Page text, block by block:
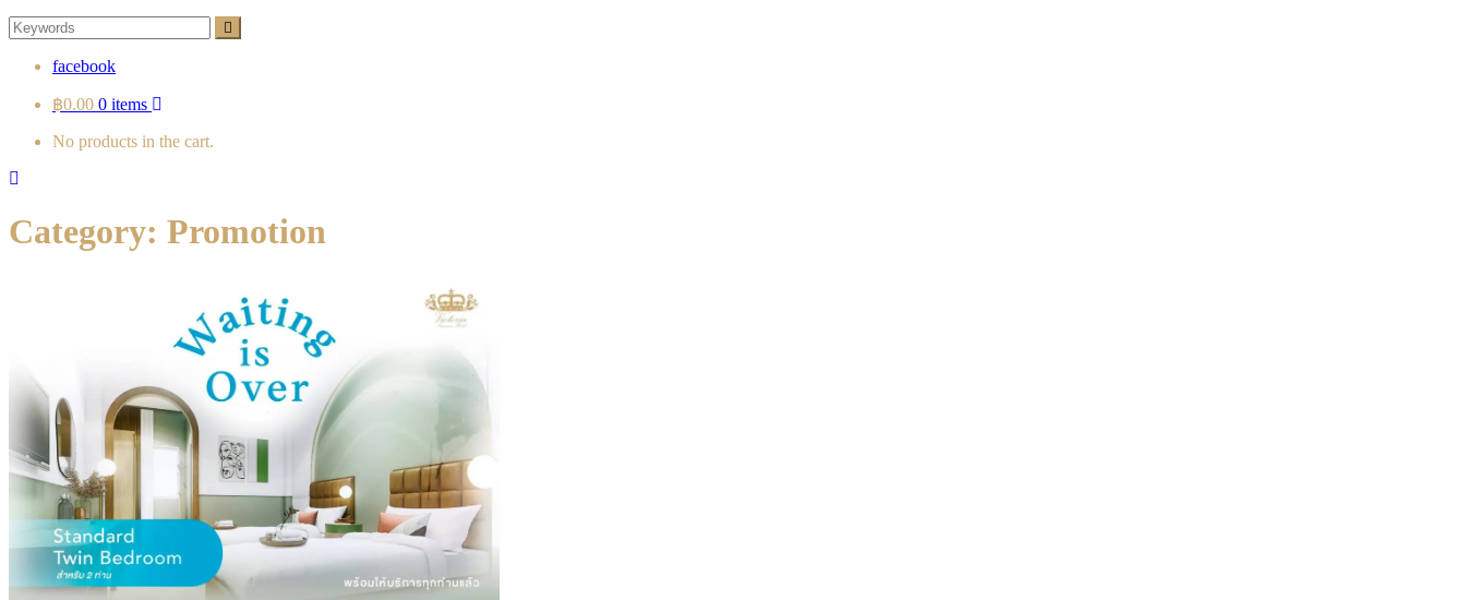
Search
for:
facebook
฿0.00 0 items
No products in the cart.
Category: Promotion